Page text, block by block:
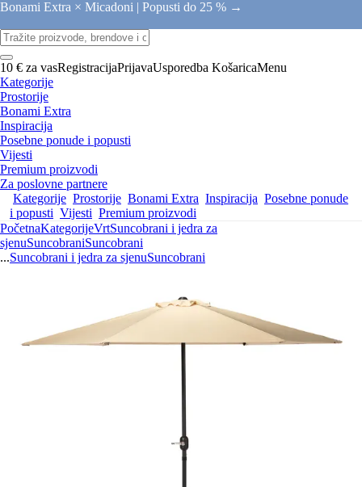
Bonami Extra × Micadoni | Popusti do 25 % →
10 € za vasRegistracijaPrijavaUsporedba KošaricaMenu
Kategorije
Prostorije
Bonami Extra
Inspiracija
Posebne ponude i popusti
Vijesti
Premium proizvodi
Za poslovne partnere
Kategorije Prostorije Bonami Extra Inspiracija Posebne ponude
i popusti Vijesti Premium proizvodi
PočetnaKategorijeVrtSuncobrani i jedra za
sjenuSuncobraniSuncobrani
...Suncobrani i jedra za sjenuSuncobrani